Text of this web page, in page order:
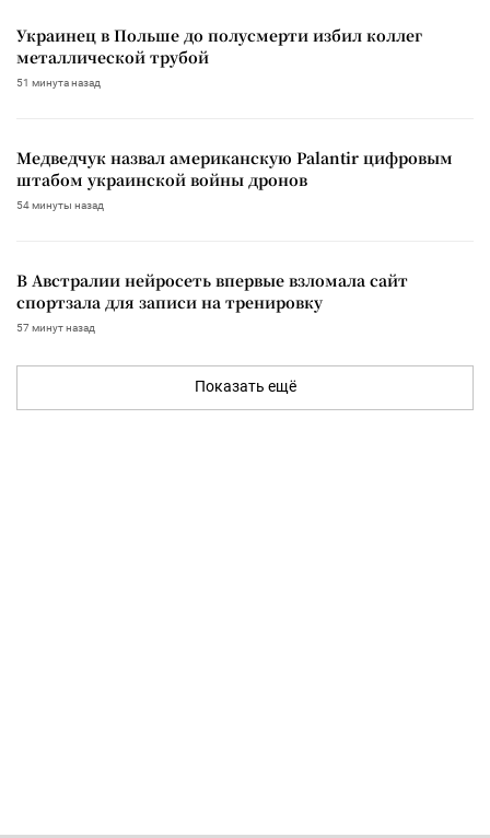
Украинец в Польше до полусмерти избил коллег
металлической трубой
51 минута назад
Медведчук назвал американскую Palantir цифровым
штабом украинской войны дронов
54 минуты назад
В Австралии нейросеть впервые взломала сайт
спортзала для записи на тренировку
57 минут назад
Показать ещё